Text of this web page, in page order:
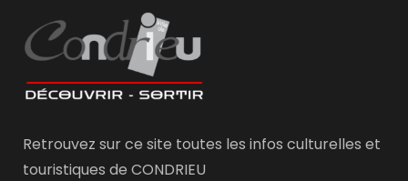
Retrouvez sur ce site toutes les infos culturelles et
touristiques de CONDRIEU